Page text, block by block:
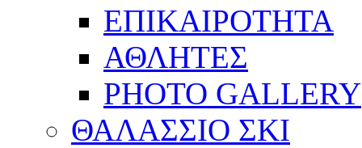
ΕΠΙΚΑΙΡΟΤΗΤΑ
ΑΘΛΗΤΕΣ
PHOTO GALLERY
ΘΑΛΑΣΣΙΟ ΣΚΙ